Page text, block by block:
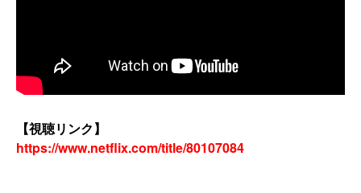
【視聴リンク】
https://www.netflix.com/title/80107084